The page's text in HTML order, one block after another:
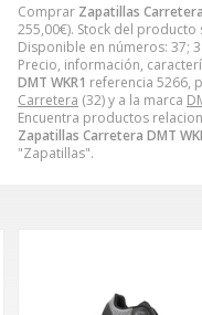
Comprar Zapatillas
255,00€). Stock del
Disponible en números: 37;
Precio, información,
DMT WKR1 referencia 5266,
Carretera (32) y a la marca
Encuentra productos
Zapatillas Carretera DMT
"Zapatillas".